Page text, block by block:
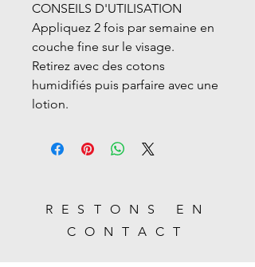
CONSEILS D'UTILISATION
Appliquez 2 fois par semaine en
couche fine sur le visage.
Retirez avec des cotons
humidifiés puis parfaire avec une
lotion.
RESTONS EN
CONTACT